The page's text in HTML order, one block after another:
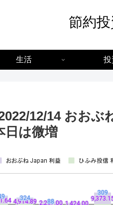
節約
生活 投
12/14 おおぶ
日は微増